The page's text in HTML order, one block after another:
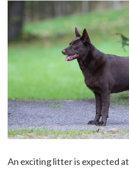
An exciting litter is expected